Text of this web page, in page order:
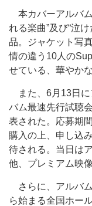
本カバーアルバム
れる楽曲”及び“泣
品。ジャケット写
情の違う10人の
せている、華やか
また、6月13日に
バム最速先行試聴
表された。応募期
購入の上、申し込
待される。当日は
他、プレミアム映
さらに、アルバ
ら始まる全国ホー